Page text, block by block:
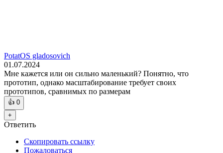
PotatOS gladosovich
01.07.2024
Мне кажется или он сильно маленький? Понятно, что
прототип, однако масштабирование требует своих
прототипов, сравнимых по размерам
👍 0
+
Ответить
Скопировать ссылку
Пожаловаться